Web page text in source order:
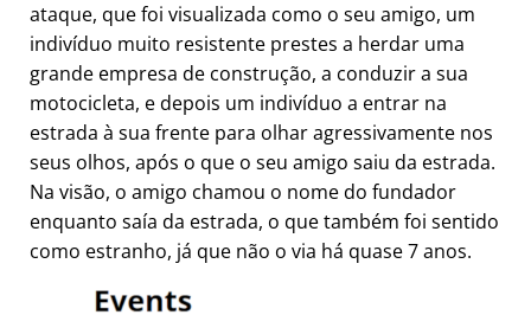
ataque, que foi visualizada como o seu amigo, um
indivíduo muito resistente prestes a herdar uma
grande empresa de construção, a conduzir a sua
motocicleta, e depois um indivíduo a entrar na
estrada à sua frente para olhar agressivamente nos
seus olhos, após o que o seu amigo saiu da estrada.
Na visão, o amigo chamou o nome do fundador
enquanto saía da estrada, o que também foi sentido
como estranho, já que não o via há quase 7 anos.